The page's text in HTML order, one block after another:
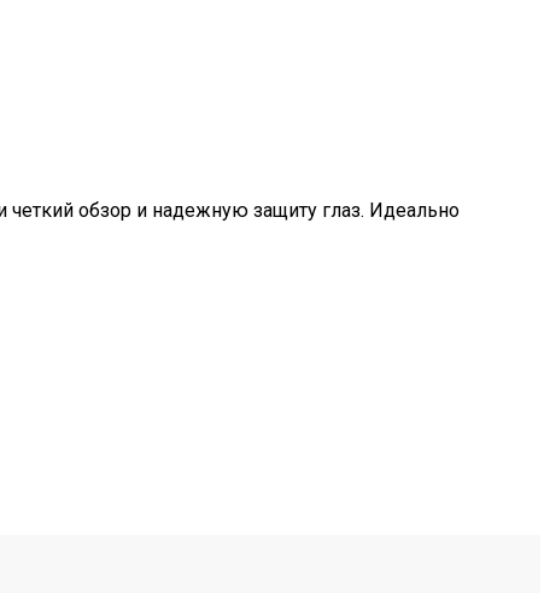
обзор и надежную защиту глаз. Идеально